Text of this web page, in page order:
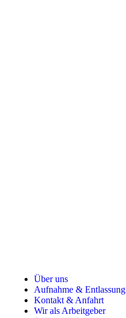
Über uns
Aufnahme & Entlassung
Kontakt & Anfahrt
Wir als Arbeitgeber